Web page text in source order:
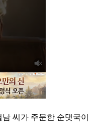
씨가 주문한 순댓국이